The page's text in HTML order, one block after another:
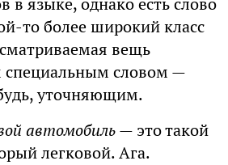
то более широкий класс
вещь
специальным словом —
уточняющим.
автомобиль— это такой
легковой. Ага.